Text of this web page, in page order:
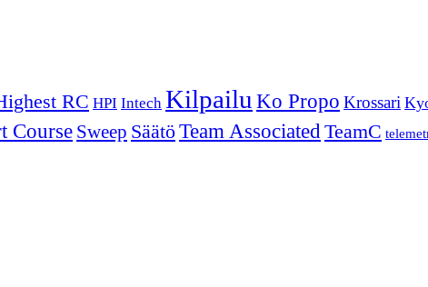
RC HPI Intech Kilpailu Ko Propo Krossari
Course Sweep SäätöTeam Associated TeamC